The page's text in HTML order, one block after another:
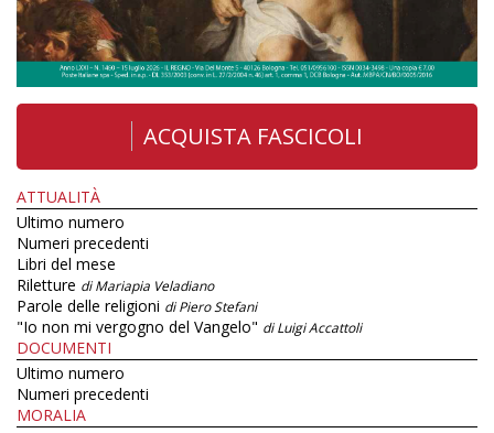
ACQUISTA FASCICOLI
ATTUALITÀ
Ultimo numero
Numeri precedenti
Libri del mese
Riletture di Mariapia Veladiano
Parole delle religioni di Piero Stefani
"Io non mi vergogno del Vangelo" di Luigi Accattoli
DOCUMENTI
Ultimo numero
Numeri precedenti
MORALIA